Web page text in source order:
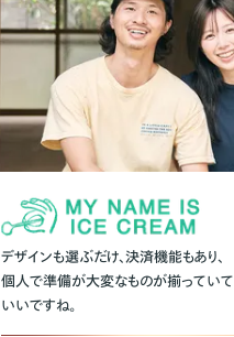
デザインも選ぶだけ、決済機能もあり、
個人で準備が大変なものが揃っていて
いいですね。